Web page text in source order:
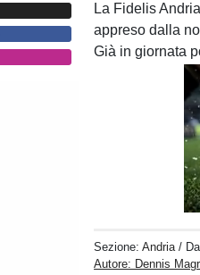
La Fidelis
appreso dalla
Già in giornata
Sezione:Andria /
Autore: Dennis